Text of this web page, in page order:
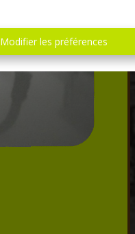
Modifier les préférences